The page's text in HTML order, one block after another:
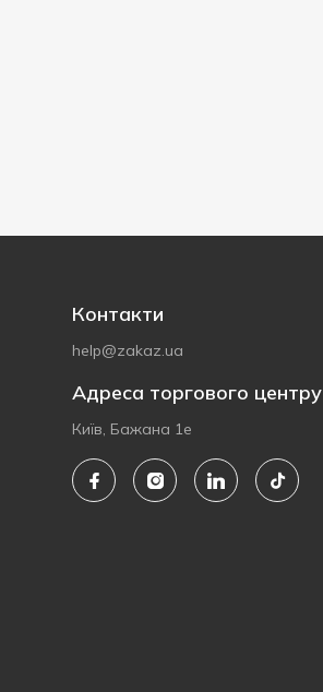
Контакти
help@zakaz.ua
Адреса торгового центру
Київ, Бажана 1е